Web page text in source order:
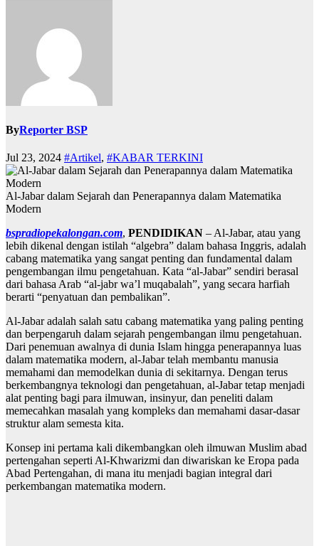
ByReporter BSP
Jul 23, 2024 #Artikel, #KABAR TERKINI
Al-Jabar dalam Sejarah dan Penerapannya dalam Matematika
Modern
bspradiopekalongan.com, PENDIDIKAN – Al-Jabar, atau yang
lebih dikenal dengan istilah “algebra” dalam bahasa Inggris, adalah
cabang matematika yang sangat penting dan fundamental dalam
pengembangan ilmu pengetahuan. Kata “al-Jabar” sendiri berasal
dari bahasa Arab “al-jabr wa’l muqabalah”, yang secara harfiah
berarti “penyatuan dan pembalikan”.
Al-Jabar adalah salah satu cabang matematika yang paling penting
dan berpengaruh dalam sejarah pengembangan ilmu pengetahuan.
Dari penemuan awalnya di dunia Islam hingga penerapannya luas
dalam matematika modern, al-Jabar telah membantu manusia
memahami dan memodelkan dunia di sekitarnya. Dengan terus
berkembangnya teknologi dan pengetahuan, al-Jabar tetap menjadi
alat penting bagi para ilmuwan, insinyur, dan peneliti dalam
memecahkan masalah yang kompleks dan memahami dasar-dasar
struktur alam semesta kita.
Konsep ini pertama kali dikembangkan oleh ilmuwan Muslim abad
pertengahan seperti Al-Khwarizmi dan diwariskan ke Eropa pada
Abad Pertengahan, di mana itu menjadi bagian integral dari
perkembangan matematika modern.